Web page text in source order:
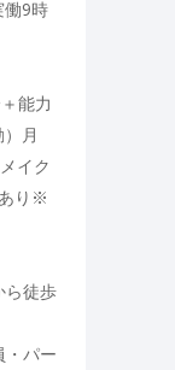
働9時
能力
月
イク
り※
徒歩
パー